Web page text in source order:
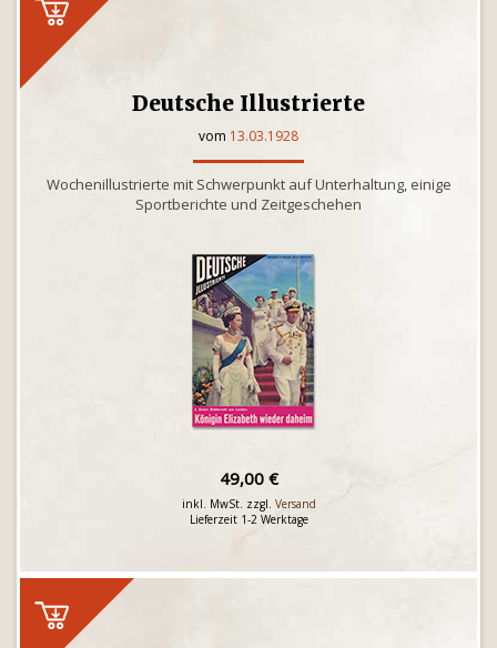
Deutsche Illustrierte
vom 13.03.1928
Wochenillustrierte mit Schwerpunkt auf Unterhaltung, einige
Sportberichte und Zeitgeschehen
49,00 €
inkl. MwSt. zzgl. Versand
Lieferzeit 1-2 Werktage